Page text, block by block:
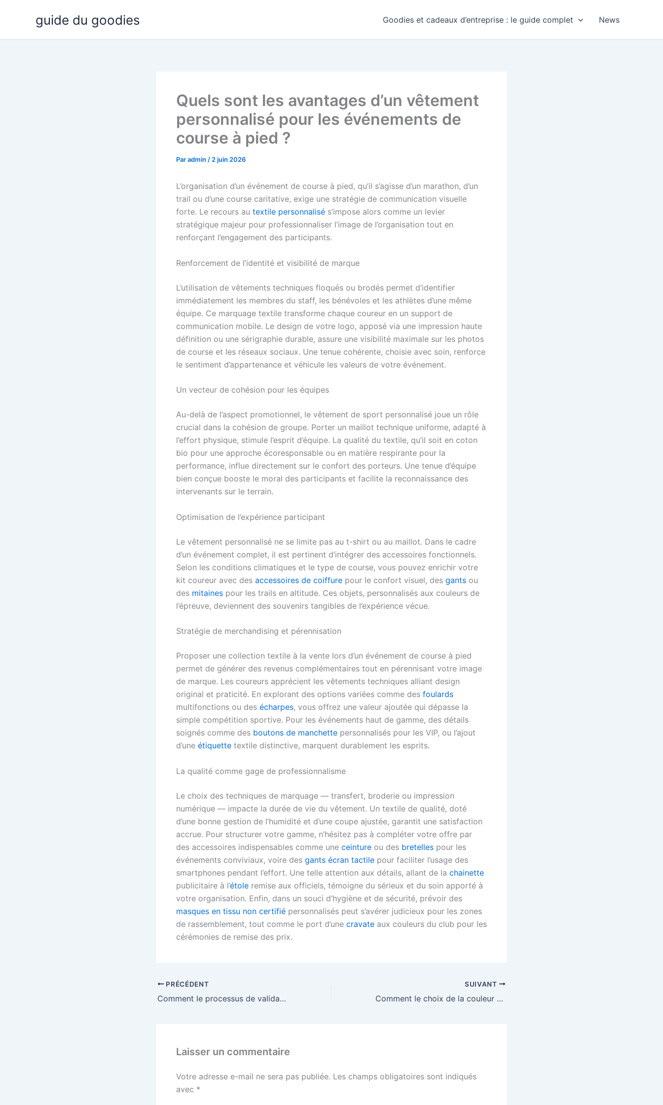
guide du goodies Goodies et cadeaux d’entreprise : le guide complet News
Quels sont les avantages d’un vêtement
personnalisé pour les événements de
course à pied ?
Paradmin / 2 juin 2026
L’organisation d’un événement de course à pied, qu’il s’agisse d’un marathon, d’un
trail ou d’une course caritative, exige une stratégie de communication visuelle
forte. Le recours au textile personnalisé s’impose alors comme un levier
stratégique majeur pour professionnaliser l’image de l’organisation tout en
renforçant l’engagement des participants.
Renforcement de l’identité et visibilité de marque
L’utilisation de vêtements techniques floqués ou brodés permet d’identifier
immédiatement les membres du staff, les bénévoles et les athlètes d’une même
équipe. Ce marquage textile transforme chaque coureur en un support de
communication mobile. Le design de votre logo, apposé via une impression haute
définition ou une sérigraphie durable, assure une visibilité maximale sur les photos
de course et les réseaux sociaux. Une tenue cohérente, choisie avec soin, renforce
le sentiment d’appartenance et véhicule les valeurs de votre événement.
Un vecteur de cohésion pour les équipes
Au-delà de l’aspect promotionnel, le vêtement de sport personnalisé joue un rôle
crucial dans la cohésion de groupe. Porter un maillot technique uniforme, adapté à
l’effort physique, stimule l’esprit d’équipe. La qualité du textile, qu’il soit en coton
bio pour une approche écoresponsable ou en matière respirante pour la
performance, influe directement sur le confort des porteurs. Une tenue d’équipe
bien conçue booste le moral des participants et facilite la reconnaissance des
intervenants sur le terrain.
Optimisation de l’expérience participant
Le vêtement personnalisé ne se limite pas au t-shirt ou au maillot. Dans le cadre
d’un événement complet, il est pertinent d’intégrer des accessoires fonctionnels.
Selon les conditions climatiques et le type de course, vous pouvez enrichir votre
kit coureur avec des accessoires de coiffure pour le confort visuel, des gants ou
des mitaines pour les trails en altitude. Ces objets, personnalisés aux couleurs de
l’épreuve, deviennent des souvenirs tangibles de l’expérience vécue.
Stratégie de merchandising et pérennisation
Proposer une collection textile à la vente lors d’un événement de course à pied
permet de générer des revenus complémentaires tout en pérennisant votre image
de marque. Les coureurs apprécient les vêtements techniques alliant design
original et praticité. En explorant des options variées comme des foulards
multifonctions ou des écharpes, vous offrez une valeur ajoutée qui dépasse la
simple compétition sportive. Pour les événements haut de gamme, des détails
soignés comme des boutons de manchette personnalisés pour les VIP, ou l’ajout
d’une étiquette textile distinctive, marquent durablement les esprits.
La qualité comme gage de professionnalisme
Le choix des techniques de marquage — transfert, broderie ou impression
numérique — impacte la durée de vie du vêtement. Un textile de qualité, doté
d’une bonne gestion de l’humidité et d’une coupe ajustée, garantit une satisfaction
accrue. Pour structurer votre gamme, n’hésitez pas à compléter votre offre par
des accessoires indispensables comme une ceinture ou des bretelles pour les
événements conviviaux, voire des gants écran tactile pour faciliter l’usage des
smartphones pendant l’effort. Une telle attention aux détails, allant de la chainette
publicitaire à l’étole remise aux officiels, témoigne du sérieux et du soin apporté à
votre organisation. Enfin, dans un souci d’hygiène et de sécurité, prévoir des
masques en tissu non certifié personnalisés peut s’avérer judicieux pour les zones
de rassemblement, tout comme le port d’une cravate aux couleurs du club pour les
cérémonies de remise des prix.
PRÉCÉDENT
Comment le processus de validation du design impacte-t-il le temps de production ?
SUIVANT
Comment le choix de la couleur du fil affecte-t-il le rendu des contours sur un vêtement personnalisé ?
Laisser un commentaire
Votre adresse e-mail ne sera pas publiée. Les champs obligatoires sont indiqués
avec *